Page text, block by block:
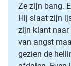
Ze zijn bang.
Hij slaat zijn
zijn klant naar
van angst
gezien de